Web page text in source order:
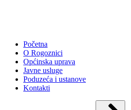
Početna
O Rogoznici
Općinska uprava
Javne usluge
Poduzeća i ustanove
Kontakti